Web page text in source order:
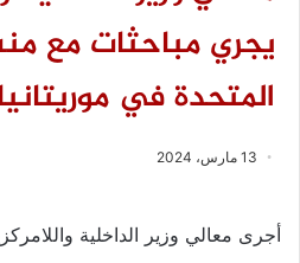
يجري مباحثات مع
المتحدة في موريتانيا
13 مارس، 2024
أجرى معالي وزير الداخلية